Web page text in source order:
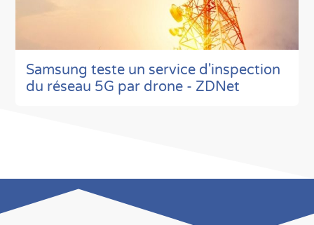
Samsung teste un service d'inspection
du réseau 5G par drone - ZDNet